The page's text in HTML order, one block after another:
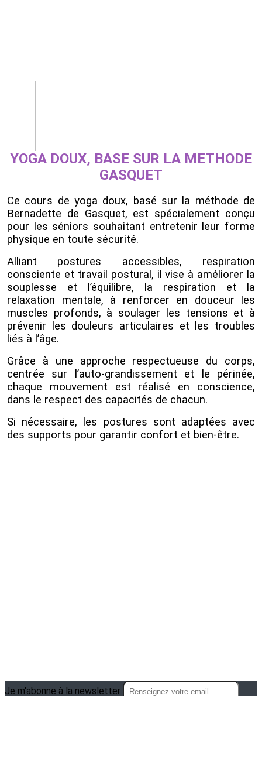
YOGA DOUX, BASE SUR LA METHODE
GASQUET
Ce cours de yoga doux, basé sur la méthode de
Bernadette de Gasquet, est spécialement conçu
pour les séniors souhaitant entretenir leur forme
physique en toute sécurité.
Alliant postures accessibles, respiration
consciente et travail postural, il vise à améliorer la
souplesse et l’équilibre, la respiration et la
relaxation mentale, à renforcer en douceur les
muscles profonds, à soulager les tensions et à
prévenir les douleurs articulaires et les troubles
liés à l’âge.
Grâce à une approche respectueuse du corps,
centrée sur l’auto-grandissement et le périnée,
chaque mouvement est réalisé en conscience,
dans le respect des capacités de chacun.
Si nécessaire, les postures sont adaptées avec
des supports pour garantir confort et bien-être.
Je m'abonne à la newsletter